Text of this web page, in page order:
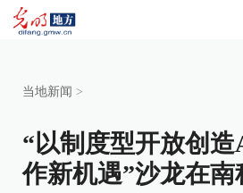
当地新闻 >
“以制度型开放创
作新机遇”沙龙在南